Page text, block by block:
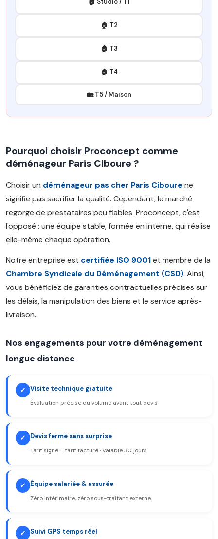
🏠 Studio / T1
🏠 T2
🏠 T3
🏠 T4
🏡 T5 / Maison
Pourquoi choisir Proconcept comme
déménageur Paris Ciboure ?
Choisir un déménageur pas cher Paris Ciboure ne
signifie pas sacrifier la qualité. Cependant, le marché
regorge de prestataires peu fiables. Proconcept, c'est
l'opposé : une équipe stable, formée en interne, qui réalise
elle-même chaque opération.
Notre entreprise est certifiée ISO 9001et membre de la
Chambre Syndicale du Déménagement (CSD). Ainsi,
vous bénéficiez de garanties contractuelles précises sur
les délais, la manipulation des biens et le service après-
livraison.
Nos engagements pour votre déménagement
longue distance
✓ Visite technique gratuite
Évaluation précise du volume avant tout devis
✓ Devis ferme sans surprise
Tarif signé = tarif facturé · Valable 30 jours
✓ Équipe salariée & assurée
Zéro intérimaire, zéro sous-traitant externe
✓ Suivi GPS temps réel